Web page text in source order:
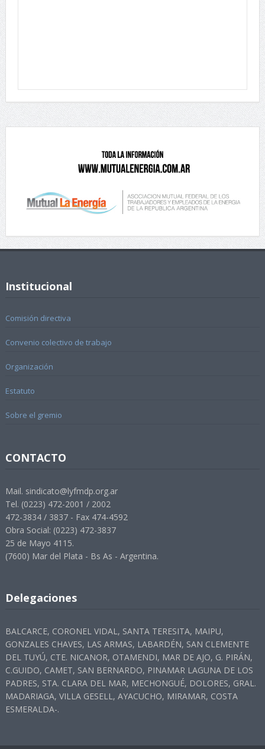
Institucional
Comisión directiva
Convenio colectivo de trabajo
Organización
Estatuto
Sobre el gremio
CONTACTO
Mail. sindicato@lyfmdp.org.ar
Tel. (0223) 472-2001 / 2002
472-3834 / 3837 - Fax 474-4592
Obra Social: (0223) 472-3837
25 de Mayo 4115.
(7600) Mar del Plata - Bs As - Argentina.
Delegaciones
BALCARCE, CORONEL VIDAL, SANTA TERESITA, MAIPU,
GONZALES CHAVES, LAS ARMAS, LABARDÉN, SAN CLEMENTE
DEL TUYÚ, CTE. NICANOR, OTAMENDI, MAR DE AJO, G. PIRÁN,
C.GUIDO, CAMET, SAN BERNARDO, PINAMAR LAGUNA DE LOS
PADRES, STA. CLARA DEL MAR, MECHONGUÉ, DOLORES, GRAL.
MADARIAGA, VILLA GESELL, AYACUCHO, MIRAMAR, COSTA
ESMERALDA-.